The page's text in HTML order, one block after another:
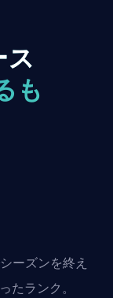
も
ーズンを終え
たランク。